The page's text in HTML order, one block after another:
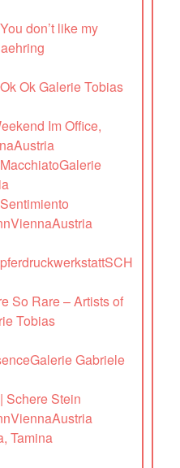
don’t like my
Ok Galerie Tobias
Im Office,
So Rare – Artists of
Tobias
Gabriele
Schere Stein
Tamina